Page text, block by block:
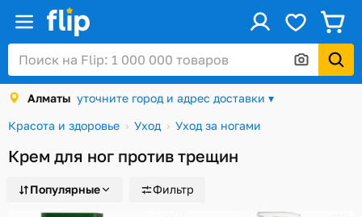
Алматы уточните город и адрес доставки ▾
Красота и здоровье
Уход Уход за ногами
Крем для ног против трещин
Популярные Фильтр
Войти / Регистрация
Каталог
Скидки и акции
Подарочные карты
Заказы